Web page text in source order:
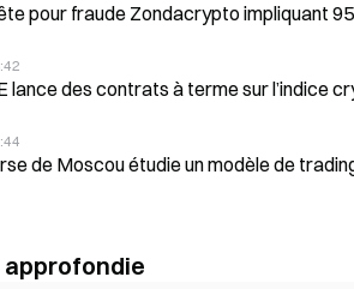
pour fraude Zondacrypto impliquant
lance des contrats à terme sur l’indice
de Moscou étudie un modèle de